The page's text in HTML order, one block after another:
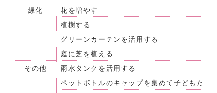
緑化
花を増やす
植樹する
グリーンカーテンを活用する
庭に芝を植える
その他
雨水タンクを活用する
ペットボトルのキャップを集めて子どもたち